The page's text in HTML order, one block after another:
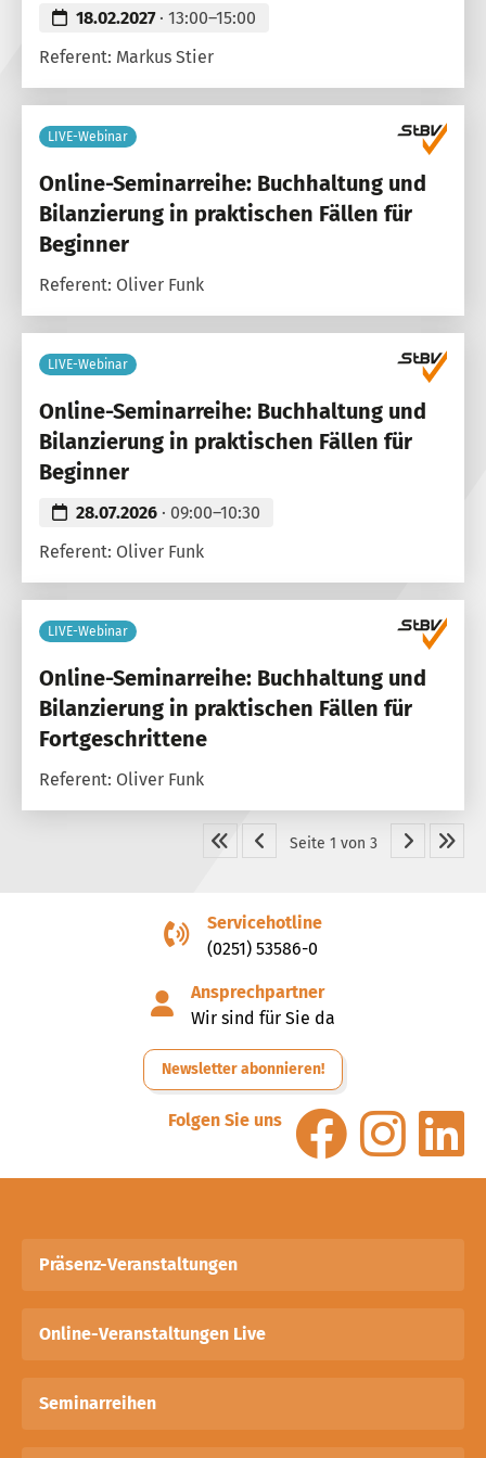
18.02.2027· 13:00–15:00
Referent: Markus Stier
LIVE-Webinar
Online-Seminarreihe: Buchhaltung und
Bilanzierung in praktischen Fällen für
Beginner
Referent: Oliver Funk
LIVE-Webinar
Online-Seminarreihe: Buchhaltung und
Bilanzierung in praktischen Fällen für
Beginner
28.07.2026 · 09:00–10:30
Referent: Oliver Funk
LIVE-Webinar
Online-Seminarreihe: Buchhaltung und
Bilanzierung in praktischen Fällen für
Fortgeschrittene
Referent: Oliver Funk
Seite 1 von 3
Servicehotline
(0251) 53586-0
Ansprechpartner
Wir sind für Sie da
Newsletter abonnieren!
Folgen Sie uns
Präsenz-Veranstaltungen
Online-Veranstaltungen Live
Seminarreihen